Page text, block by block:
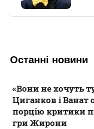
Останні новини
«Вони не хочуть
Циганков і Ванат
порцію критики
гри Жирони